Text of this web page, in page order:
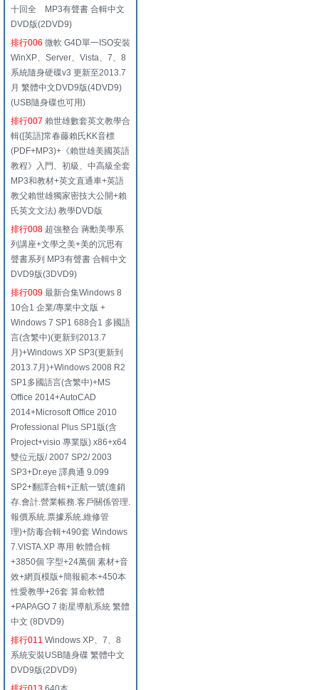
十回全 MP3有聲書 合輯中文
DVD版(2DVD9)
排行006 微軟 G4D單一ISO安裝
WinXP、Server、Vista、7、8
系統隨身硬碟v3 更新至2013.7
月 繁體中文DVD9版(4DVD9)
(USB隨身碟也可用)
排行007 賴世雄數套英文教學合
輯([英語]常春藤賴氏KK音標
(PDF+MP3)+《賴世雄美國英語
教程》入門、初級、中高級全套
MP3和教材+英文直通車+英語
教父賴世雄獨家密技大公開+賴
氏英文文法) 教學DVD版
排行008 超強整合 蔣勳美學系
列講座+文學之美+美的沉思有
聲書系列 MP3有聲書 合輯中文
DVD9版(3DVD9)
排行009 最新合集Windows 8
10合1 企業/專業中文版 +
Windows 7 SP1 688合1 多國語
言(含繁中)(更新到2013.7
月)+Windows XP SP3(更新到
2013.7月)+Windows 2008 R2
SP1多國語言(含繁中)+MS
Office 2014+AutoCAD
2014+Microsoft Office 2010
Professional Plus SP1版(含
Project+visio 專業版) x86+x64
雙位元版/ 2007 SP2/ 2003
SP3+Dr.eye 譯典通 9.099
SP2+翻譯合輯+正航一號(進銷
存.會計.營業帳務.客戶關係管理.
報價系統.票據系統.維修管
理)+防毒合輯+490套 Windows
7.VISTA.XP 專用 軟體合輯
+3850個 字型+24萬個 素材+音
效+網頁模版+簡報範本+450本
性愛教學+26套 算命軟體
+PAPAGO 7 衛星導航系統 繁體
中文 (8DVD9)
排行011 Windows XP、7、8
系統安裝USB隨身碟 繁體中文
DVD9版(2DVD9)